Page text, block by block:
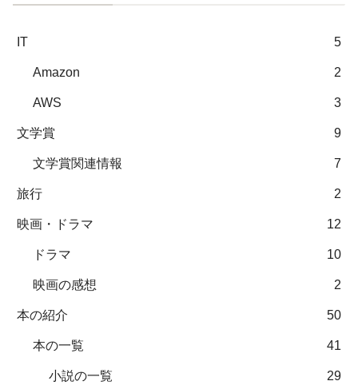
IT 5
Amazon 2
AWS 3
文学賞 9
文学賞関連情報 7
旅行 2
映画・ドラマ 12
ドラマ 10
映画の感想 2
本の紹介 50
本の一覧 41
小説の一覧 29